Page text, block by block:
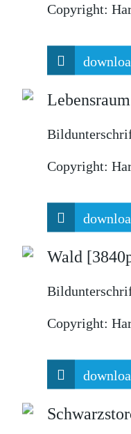
Copyright:
Lebensraum
Copyright:
Wald
Copyright: